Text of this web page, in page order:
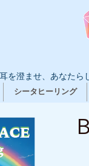
を澄ませ、あなたら
シータヒーリング